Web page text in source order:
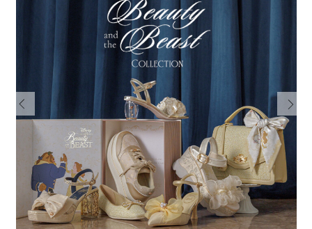
Previous Next
スタッ
電話で
公式SNS